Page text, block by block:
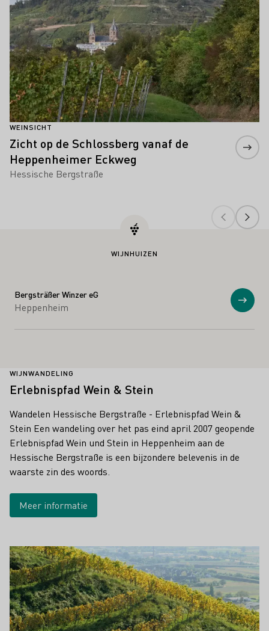
WEINSICHT
Zicht op de Schlossberg vanaf de
Heppenheimer Eckweg
Hessische Bergstraße
WIJNHUIZEN
Bergsträßer Winzer eG
Heppenheim Toon
WIJNWANDELING
Erlebnispfad Wein & Stein
Wandelen Hessische Bergstraße - Erlebnispfad Wein &
Stein Een wandeling over het pas eind april 2007 geopende
Erlebnispfad Wein und Stein in Heppenheim aan de
Hessische Bergstraße is een bijzondere belevenis in de
waarste zin des woords.
Meer informatie